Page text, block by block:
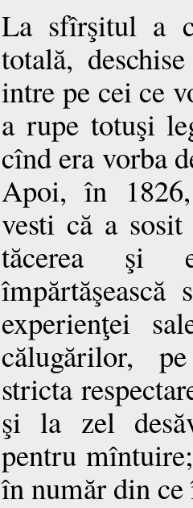
La sfîrşitul a
totală,
intre pe cei ce
a rupe totuşi
cînd era vorba
Apoi, în
vesti că a sosit
tăcerea şi
împărtăşească
experienţei
călugărilor,
stricta
şi la zel
pentru
în număr din